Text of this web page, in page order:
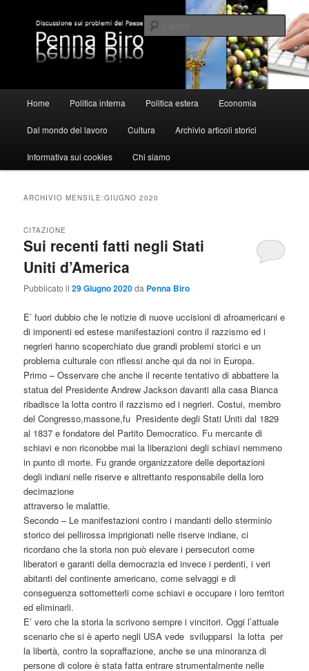
contenuto
principale
contenuto
secondarioPennabiro
Cerca
principale
Home Politica interna Politica estera Economia
Dal mondo del lavoro Cultura Archivio articoli storici
Informativa sui cookies Chi siamo
ARCHIVIO MENSILE:GIUGNO 2020
Sui recenti fatti negli Stati
Uniti d’America
CITAZIONE
Pubblicato il29 Giugno 2020da Penna Biro
E’ fuori dubbio che le notizie di nuove uccisioni di afroamericani e
di imponenti ed estese manifestazioni contro il razzismo ed i
negrieri hanno scoperchiato due grandi problemi storici e un
problema culturale con riflessi anche qui da noi in Europa.
Primo – Osservare che anche il recente tentativo di abbattere la
statua del Presidente Andrew Jackson davanti alla casa Bianca
ribadisce la lotta contro il razzismo ed i negrieri. Costui, membro
del Congresso,massone,fu Presidente degli Stati Uniti dal 1829
al 1837 e fondatore del Partito Democratico. Fu mercante di
schiavi e non riconobbe mai la liberazioni degli schiavi nemmeno
in punto di morte. Fu grande organizzatore delle deportazioni
degli indiani nelle riserve e altrettanto responsabile della loro
decimazione
attraverso le malattie.
Secondo – Le manifestazioni contro i mandanti dello sterminio
storico dei pellirossa imprigionati nelle riserve indiane, ci
ricordano che la storia non può elevare i persecutori come
liberatori e garanti della democrazia ed invece i perdenti, i veri
abitanti del continente americano, come selvaggi e di
conseguenza sottometterli come schiavi e occupare i loro territori
ed eliminarli.
E’ vero che la storia la scrivono sempre i vincitori. Oggi l’attuale
scenario che si è aperto negli USA vede svilupparsi la lotta per
la libertà, contro la sopraffazione, anche se una minoranza di
persone di colore è stata fatta entrare strumentalmente nelle